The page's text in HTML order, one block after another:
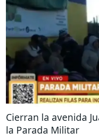
Cierran la avenida
la Parada Militar